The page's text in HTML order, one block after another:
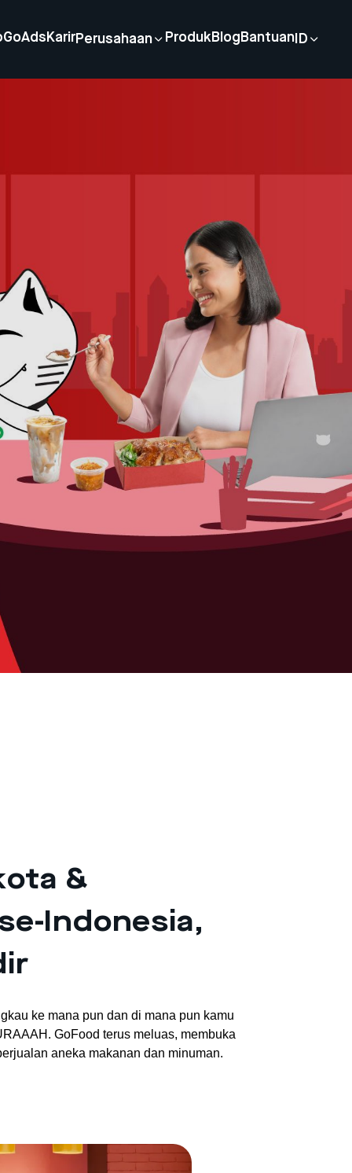
GoAds KarirPerusahaan ProdukBlog Bantuan ID
&
Indonesia,
ke mana pun dan di mana pun kamu
GoFood terus meluas, membuka
aneka makanan dan minuman.